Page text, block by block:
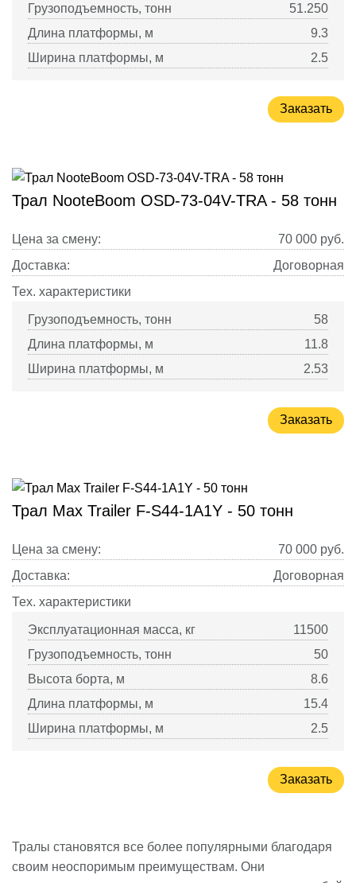
Грузоподъемность, тонн
51.250
Длина платформы, м
9.3
Ширина платформы, м
2.5
Заказать
Трал NooteBoom OSD-73-04V-TRA - 58 тонн
Цена за смену: 70 000 руб.
Доставка:
Договорная
Тех. характеристики
Грузоподъемность, тонн
58
Длина платформы, м
11.8
Ширина платформы, м
2.53
Заказать
Трал Max Trailer F-S44-1A1Y - 50 тонн
Цена за смену: 70 000 руб.
Доставка:
Договорная
Тех. характеристики
Эксплуатационная масса, кг
11500
Грузоподъемность, тонн
50
Высота борта, м
8.6
Длина платформы, м
15.4
Ширина платформы, м
2.5
Заказать
Тралы становятся все более популярными благодаря
своим неоспоримым преимуществам. Они